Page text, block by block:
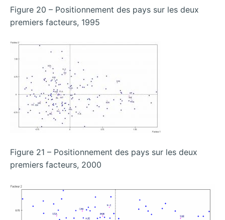
Figure 20 – Positionnement des pays sur les deux
premiers facteurs, 1995
Figure 21 – Positionnement des pays sur les deux
premiers facteurs, 2000